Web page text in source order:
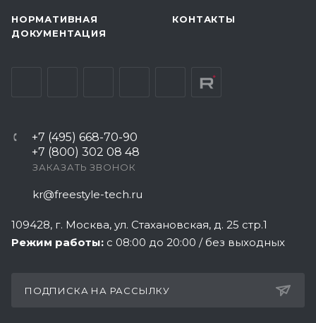
НОРМАТИВНАЯ
ДОКУМЕНТАЦИЯ
КОНТАКТЫ
+7 (495) 668-70-90
+7 (800) 302 08 48
ЗАКАЗАТЬ ЗВОНОК
kr@freestyle-tech.ru
109428, г. Москва, ул. Стахановская, д. 25 стр.1
Режим работы: с 08:00 до 20:00 / без выходных
ПОДПИСКА НА РАССЫЛКУ